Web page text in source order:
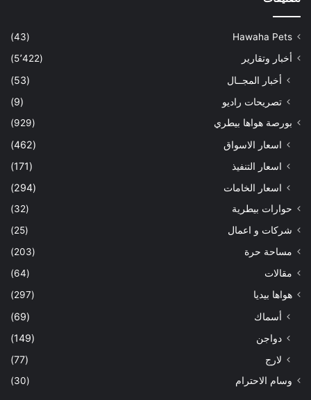
Hawaha Pets
(43)
أخبار وتقارير
(5٬422)
أخبار المجــال
(53)
تصريحات راديو
(9)
بورصة هواها بيطري (929)
اسعار الاسواق
(462)
اسعار التنفيذ
(171)
اسعار الخامات
(294)
حوارات بيطرية
(32)
شركات و اعمال
(25)
مساحة حرة
(203)
مقالات
(64)
هواها بيديا
(297)
أسماك
(69)
دواجن
(149)
لارج
(77)
وسام الاحترام (30)